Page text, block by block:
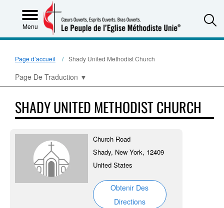
Menu
Page d’accueil Shady United Methodist Church
Page De Traduction ▼
SHADY UNITED METHODIST CHURCH
Church Road
Shady, New York, 12409
United States
Obtenir Des
Directions